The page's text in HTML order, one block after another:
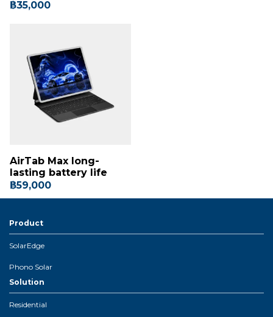
฿35,000
AirTab Max long-
lasting battery life
฿59,000
Product
SolarEdge
Phono Solar
Solution
Residential